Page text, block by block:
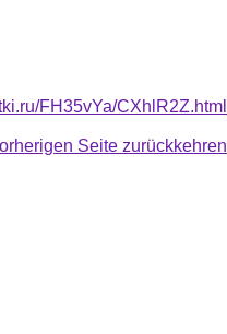
FH35vYa/CXhlR2Z.html
Seite zurückkehren